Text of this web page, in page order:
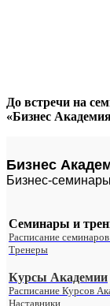
До встречи на
«Бизнес
Бизнес
Бизнес-
Семинары и
Расписание
Тренеры
Курсы Академии
Расписание Курсов
Наставники